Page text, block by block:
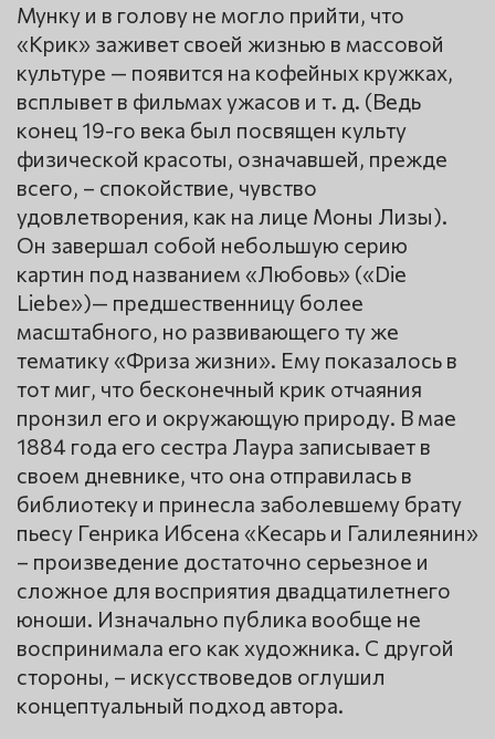
Мунку и в голову не могло прийти, что
«Крик» заживет своей жизнью в массовой
культуре — появится на кофейных кружках,
всплывет в фильмах ужасов и т. д. (Ведь
конец 19-го века был посвящен культу
физической красоты, означавшей, прежде
всего, – спокойствие, чувство
удовлетворения, как на лице Моны Лизы).
Он завершал собой небольшую серию
картин под названием «Любовь» («Die
Liebe»)— предшественницу более
масштабного, но развивающего ту же
тематику «Фриза жизни». Ему показалось в
тот миг, что бесконечный крик отчаяния
пронзил его и окружающую природу. В мае
1884 года его сестра Лаура записывает в
своем дневнике, что она отправилась в
библиотеку и принесла заболевшему брату
пьесу Генрика Ибсена «Кесарь и Галилеянин»
– произведение достаточно серьезное и
сложное для восприятия двадцатилетнего
юноши. Изначально публика вообще не
воспринимала его как художника. С другой
стороны, – искусствоведов оглушил
концептуальный подход автора.